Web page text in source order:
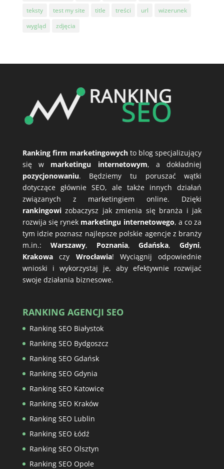
teksty
test my site title treści url
wizerunek
wygląd
zdjęcia
Ranking firm marketingowychto blog specjalizujący
się w marketingu internetowym, a dokładniej
pozycjonowaniu. Będziemy tu poruszać wątki
dotyczące głównie SEO, ale także innych działań
związanych z marketingiem online. Dzięki
rankingowizobaczysz jak zmienia się branża i jak
rozwija się rynek marketingu internetowego, a co za
tym idzie poznasz najlepsze polskie agencje z branży
m.in.: Warszawy, Poznania,Gdańska,Gdyni,
Krakowaczy Wrocławia! Wyciągnij odpowiednie
wnioski i wykorzystaj je, aby efektywnie rozwijać
swoje działania biznesowe.
RANKING AGENCJI SEO
Ranking SEO Białystok
Ranking SEO Bydgoszcz
Ranking SEO Gdańsk
Ranking SEO Gdynia
Ranking SEO Katowice
Ranking SEO Kraków
Ranking SEO Lublin
Ranking SEO Łódź
Ranking SEO Olsztyn
Ranking SEO Opole